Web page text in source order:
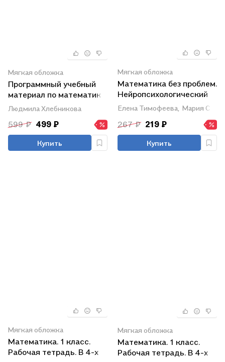
Мягкая обложка
Программный учебный
материал по математике
с проверочными
4 классы
Людмила Хлебникова
599 ₽ 499 ₽
Купить
Мягкая обложка
Математика без проблем.
Нейропсихологический
тренажер: для начальной
Елена Тимофеева, Мария
267 ₽ 219 ₽
Купить
Мягкая обложка
Математика. 1 класс.
Рабочая тетрадь. В 4-х
Мягкая обложка
Математика. 1 класс.
Рабочая тетрадь. В 4-х